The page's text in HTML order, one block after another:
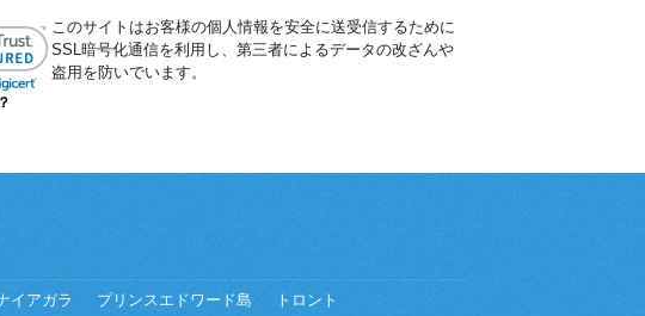
このサイトはお客様の個人情報を安全に送受信するために
SSL暗号化通信を利用し、第三者によるデータの改ざんや
盗用を防いでいます。
イアガラ プリンスエドワード島
トロント